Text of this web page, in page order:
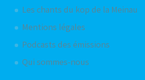
Les chants du kop de la Meinau
Mentions légales
Podcasts des émissions
Qui sommes-nous